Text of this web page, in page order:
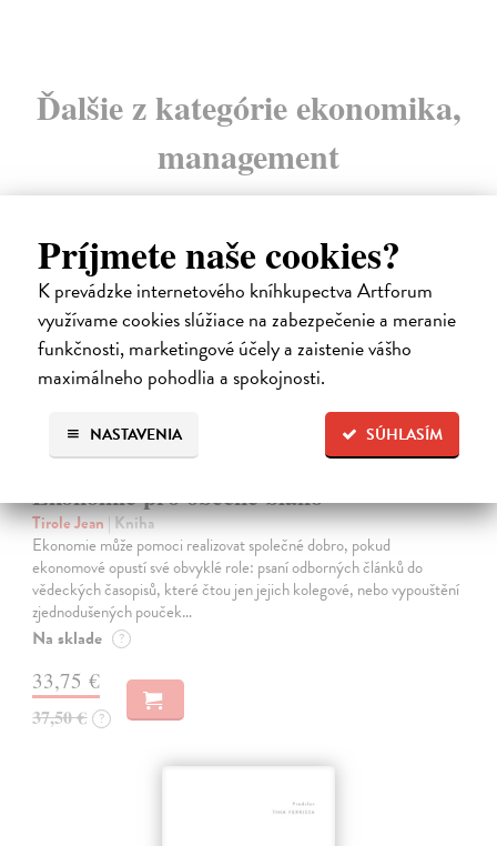
Príjmete naše cookies?
K prevádzke internetového kníhkupectva Artforum
využívame cookies slúžiace na zabezpečenie a meranie
funkčnosti, marketingové účely a zaistenie vášho
maximálneho pohodlia a spokojnosti.
SÚHLASÍM
NASTAVENIA
Ďalšie z kategórie ekonomika,
management
na sklade
novinka
Ekonomie pro obecné blaho
Tirole Jean| Kniha
Ekonomie může pomoci realizovat společné dobro, pokud
ekonomové opustí své obvyklé role: psaní odborných článků do
vědeckých časopisů, které čtou jen jejich kolegové, nebo vypouštění
zjednodušených pouček…
Na sklade ?
33,75 €
37,50 € ?